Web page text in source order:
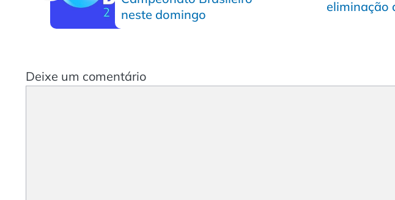
neste domingo
eliminação
Deixe um comentário